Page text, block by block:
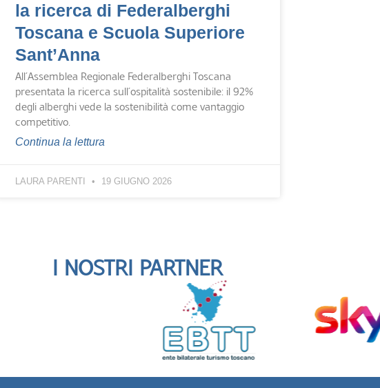
la ricerca di Federalberghi
Toscana e Scuola Superiore
Sant’Anna
All’Assemblea Regionale Federalberghi Toscana
presentata la ricerca sull’ospitalità sostenibile: il 92%
degli alberghi vede la sostenibilità come vantaggio
competitivo.
Continua la lettura
LAURA PARENTI 19 GIUGNO 2026
I NOSTRI PARTNER